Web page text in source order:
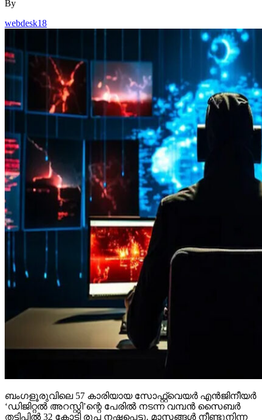
By
webdesk18
ബംഗളൂരുവിലെ 57 കാരിയായ സോഫ്റ്റ്വെയര്‍ എന്‍ജിനീയര്‍
‘ഡിജിറ്റല്‍ അറസ്റ്റി’ന്റെ പേരില്‍ നടന്ന വമ്പന്‍ സൈബര്‍
തട്ടിപ്പില്‍ 32 കോടി രൂപ നഷ്ടപ്പെട്ടു. മാസങ്ങള്‍ നീണ്ടുനിന്ന